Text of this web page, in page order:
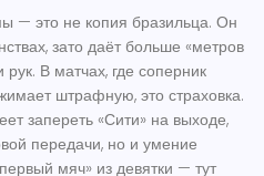
— это не копия бразильца. Он
зато даёт больше «метров
рук. В матчах, где соперник
штрафную, это страховка.
запереть «Сити» на выходе,
передачи, но и умение
мяч» из девятки — тут